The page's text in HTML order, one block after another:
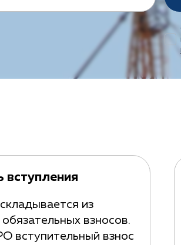
вступления
из
обязательных взносов.
вступительный взнос